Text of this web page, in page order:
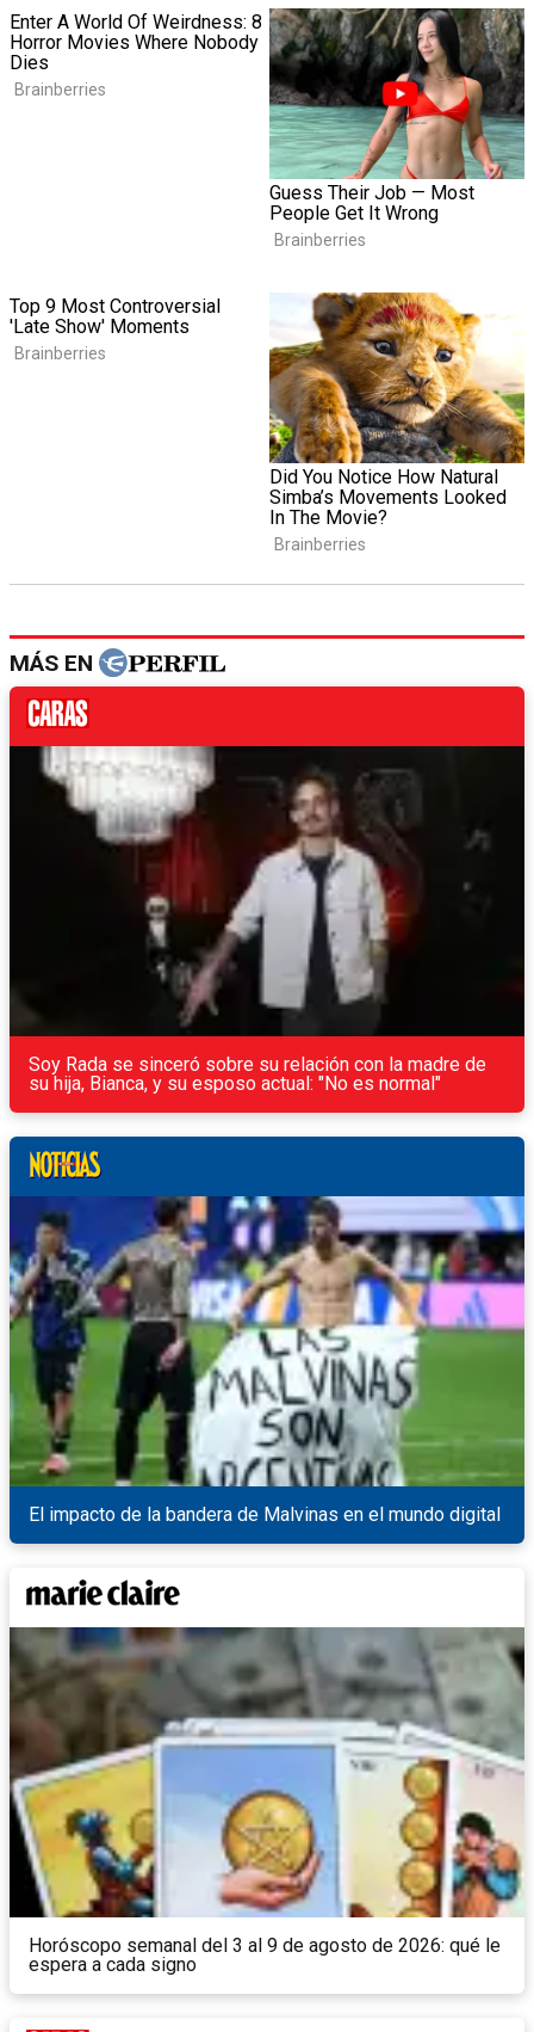
MÁS EN
Soy Rada se sinceró sobre su relación con la madre de
su hija, Bianca, y su esposo actual: "No es normal"
El impacto de la bandera de Malvinas en el mundo digital
Horóscopo semanal del 3 al 9 de agosto de 2026: qué le
espera a cada signo